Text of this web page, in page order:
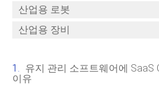
산업용 로봇
산업용 장비
유지 관리 소프트웨어에 SaaS
이유